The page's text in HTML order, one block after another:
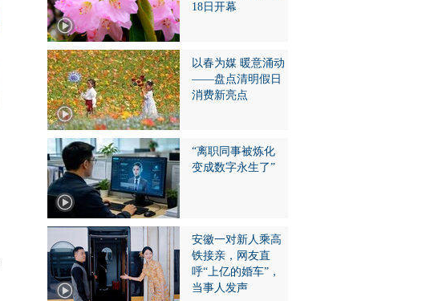
18日开幕
以春为媒 暖意涌动
——盘点清明假日
消费新亮点
“离职同事被炼化
变成数字永生了”
安徽一对新人乘高
铁接亲，网友直
呼“上亿的婚车”，
当事人发声